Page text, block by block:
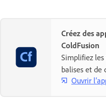
Créez des
ColdFusion
Simplifiez les
balises et de
Ouvrir